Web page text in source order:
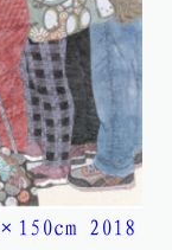
2018